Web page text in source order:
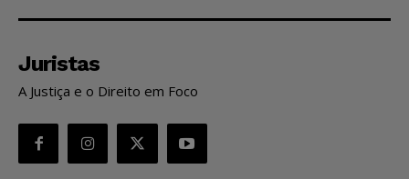
Juristas
A Justiça e o Direito em Foco